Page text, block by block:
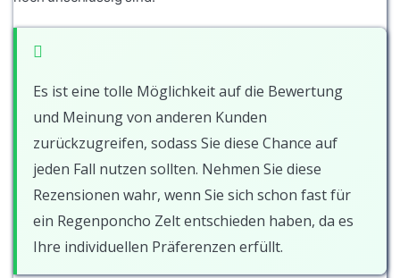
Es ist eine tolle Möglichkeit auf die Bewertung
und Meinung von anderen Kunden
zurückzugreifen, sodass Sie diese Chance auf
jeden Fall nutzen sollten. Nehmen Sie diese
Rezensionen wahr, wenn Sie sich schon fast für
ein Regenponcho Zelt entschieden haben, da es
Ihre individuellen Präferenzen erfüllt.